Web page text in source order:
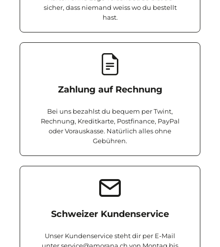
sicher, dass niemand weiss wo du bestellt
hast.
Zahlung auf Rechnung
Bei uns bezahlst du bequem per Twint,
Rechnung, Kreditkarte, Postfinance, PayPal
oder Vorauskasse. Natürlich alles ohne
Gebühren.
Schweizer Kundenservice
Unser Kundenservice steht dir per E-Mail